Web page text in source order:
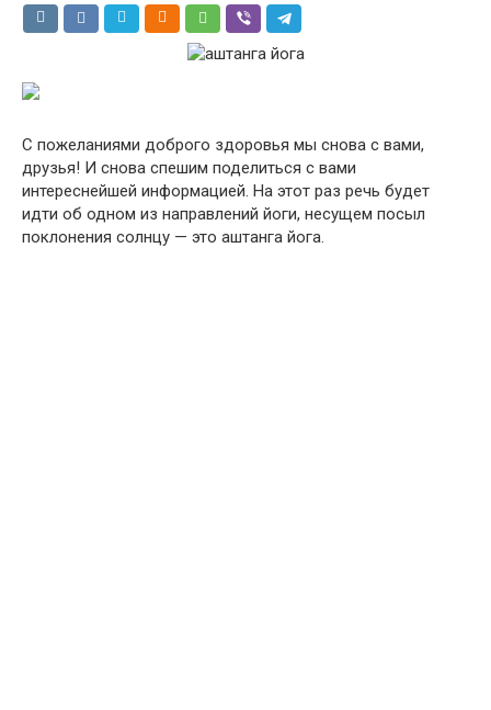
С пожеланиями доброго здоровья мы снова с вами,
друзья! И снова спешим поделиться с вами
интереснейшей информацией. На этот раз речь будет
идти об одном из направлений йоги, несущем посыл
поклонения солнцу — это аштанга йога.